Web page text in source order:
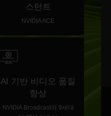
스턴트
NVIDIA ACE
AI 기반 비디오 품질
향상
NVIDIA Broadcast와 9세대